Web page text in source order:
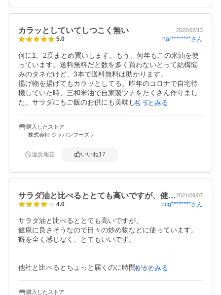
カラッとしていてしつこく無い 2022/02/13
5.0 har********さん
何に1、2度まとめ買いします。もう、何年もこの米油を使
っています。送料無料だと数を多く買わないとって結構悩
みのタネだけど、3本で送料無料は助かります。
揚げ物を揚げてもカラッとしてる。昨年のコロナで自宅待
機していた時、三和米油で自家製ツナをたくさん作りまし
た。サラダにもご飯のお供にも美味しくて、残りのオイル
た。あっという間に1,500mlが無くなりました。それにも驚
きました。
もっとみる
購入したストア
株式会社 ジャパンフーズ
違反報告 いいね17
サラダ油と比べるととても高いですが、健…2021/09/07
4.0 pcg********さん
サラダ油と比べるととても高いですが、
健康に良さそうなので日々の炒め物などに使っています。
癖を全く感じなく、とてもいいです。
他社と比べるとちょっと届くのに時間がかかりましたが
もっとみる
購入したストア